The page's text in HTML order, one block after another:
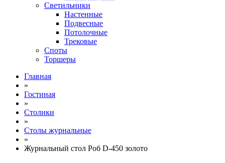
Светильники
Настенные
Подвесные
Потолочные
Трековые
Споты
Торшеры
Главная
»
Гостиная
»
Столики
»
Столы журнальные
»
Журнальный стол Роб D-450 золото